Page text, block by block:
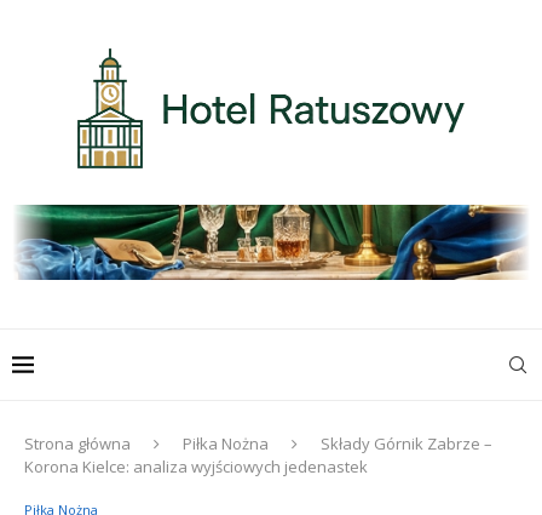
Strona główna Piłka Nożna
Składy Górnik Zabrze –
Korona Kielce: analiza wyjściowych jedenastek
Piłka Nożna